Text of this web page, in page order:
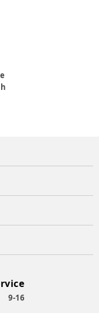
9-16